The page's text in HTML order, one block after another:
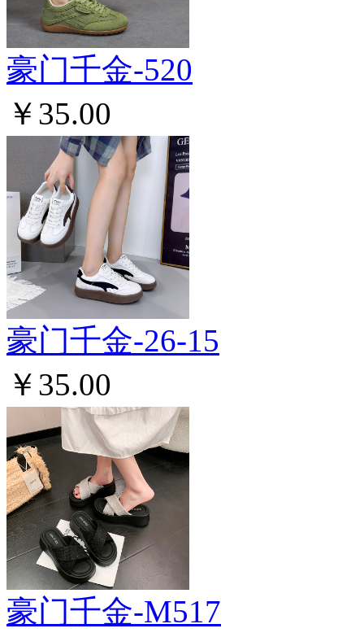
豪门千金-520
￥35.00
豪门千金-26-15
￥35.00
豪门千金-M517